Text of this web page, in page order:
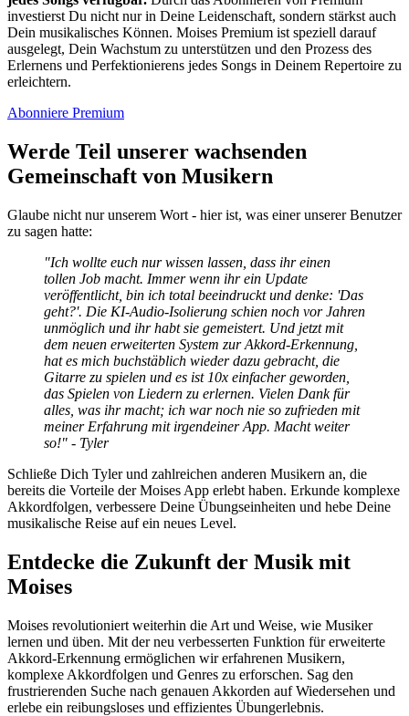
investierst Du nicht nur in Deine Leidenschaft, sondern stärkst auch
Dein musikalisches Können. Moises Premium ist speziell darauf
ausgelegt, Dein Wachstum zu unterstützen und den Prozess des
Erlernens und Perfektionierens jedes Songs in Deinem Repertoire zu
erleichtern.
Abonniere Premium
Werde Teil unserer wachsenden
Gemeinschaft von Musikern
Glaube nicht nur unserem Wort - hier ist, was einer unserer Benutzer
zu sagen hatte:
"Ich wollte euch nur wissen lassen, dass ihr einen
tollen Job macht. Immer wenn ihr ein Update
veröffentlicht, bin ich total beeindruckt und denke: 'Das
geht?'. Die KI-Audio-Isolierung schien noch vor Jahren
unmöglich und ihr habt sie gemeistert. Und jetzt mit
dem neuen erweiterten System zur Akkord-Erkennung,
hat es mich buchstäblich wieder dazu gebracht, die
Gitarre zu spielen und es ist 10x einfacher geworden,
das Spielen von Liedern zu erlernen. Vielen Dank für
alles, was ihr macht; ich war noch nie so zufrieden mit
meiner Erfahrung mit irgendeiner App. Macht weiter
so!" - Tyler
Schließe Dich Tyler und zahlreichen anderen Musikern an, die
bereits die Vorteile der Moises App erlebt haben. Erkunde komplexe
Akkordfolgen, verbessere Deine Übungseinheiten und hebe Deine
musikalische Reise auf ein neues Level.
Entdecke die Zukunft der Musik mit
Moises
Moises revolutioniert weiterhin die Art und Weise, wie Musiker
lernen und üben. Mit der neu verbesserten Funktion für erweiterte
Akkord-Erkennung ermöglichen wir erfahrenen Musikern,
komplexe Akkordfolgen und Genres zu erforschen. Sag den
frustrierenden Suche nach genauen Akkorden auf Wiedersehen und
erlebe ein reibungsloses und effizientes Übungerlebnis.